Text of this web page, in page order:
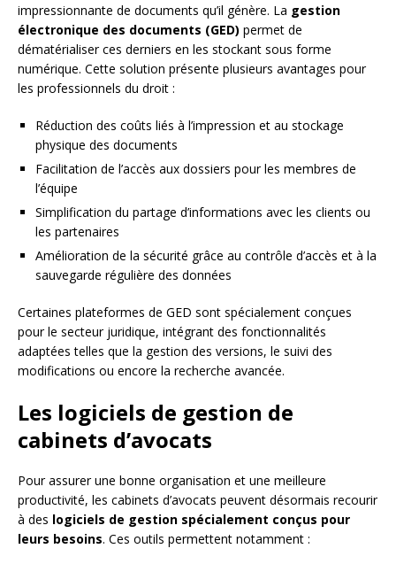
impressionnante de documents qu’il génère. La gestion
électronique des documents (GED) permet de
dématérialiser ces derniers en les stockant sous forme
numérique. Cette solution présente plusieurs avantages pour
les professionnels du droit :
Réduction des coûts liés à l’impression et au stockage
physique des documents
Facilitation de l’accès aux dossiers pour les membres de
l’équipe
Simplification du partage d’informations avec les clients ou
les partenaires
Amélioration de la sécurité grâce au contrôle d’accès et à la
sauvegarde régulière des données
Certaines plateformes de GED sont spécialement conçues
pour le secteur juridique, intégrant des fonctionnalités
adaptées telles que la gestion des versions, le suivi des
modifications ou encore la recherche avancée.
Les logiciels de gestion de
cabinets d’avocats
Pour assurer une bonne organisation et une meilleure
productivité, les cabinets d’avocats peuvent désormais recourir
à des logiciels de gestion spécialement conçus pour
leurs besoins. Ces outils permettent notamment :